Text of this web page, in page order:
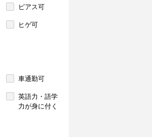
ピアス可
ヒゲ可
車通勤可
英語力・語学
力が身に付く